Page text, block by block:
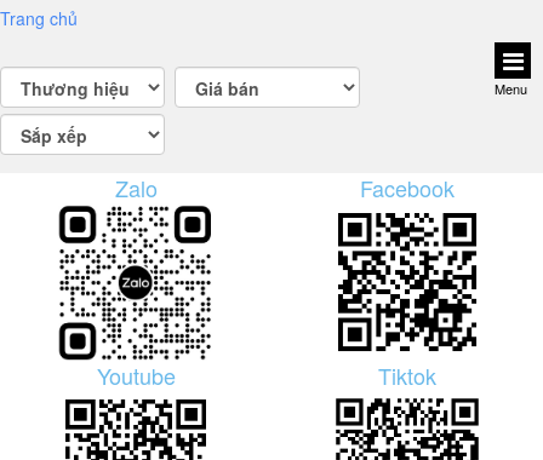
Menu
Trang chủ
Zalo Facebook
Youtube Tiktok